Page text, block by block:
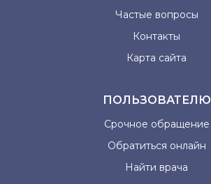
Частые вопросы
Контакты
Карта сайта
ПОЛЬЗОВАТЕЛЮ
Срочное обращение
Обратиться онлайн
Найти врача